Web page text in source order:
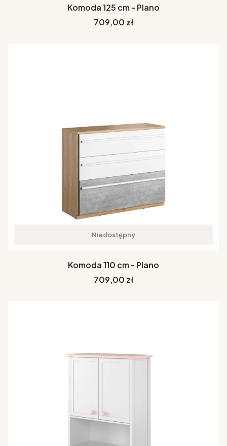
Komoda 125 cm - Plano
Cena
709,00 zł
Niedostępny
Komoda 110 cm - Plano
Cena
709,00 zł